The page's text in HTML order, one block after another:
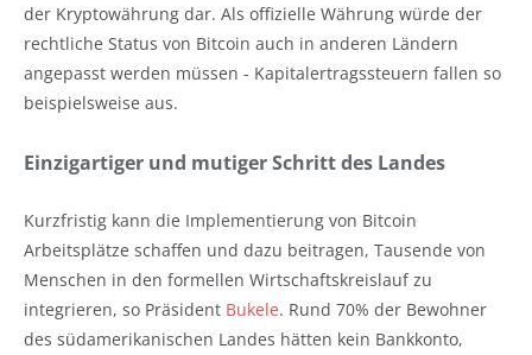
der Kryptowährung dar. Als offizielle Währung würde der
rechtliche Status von Bitcoin auch in anderen Ländern
angepasst werden müssen - Kapitalertragssteuern fallen so
beispielsweise aus.
Einzigartiger und mutiger Schritt des Landes
Kurzfristig kann die Implementierung von Bitcoin
Arbeitsplätze schaffen und dazu beitragen, Tausende von
Menschen in den formellen Wirtschaftskreislauf zu
integrieren, so Präsident Bukele. Rund 70% der Bewohner
des südamerikanischen Landes hätten kein Bankkonto,